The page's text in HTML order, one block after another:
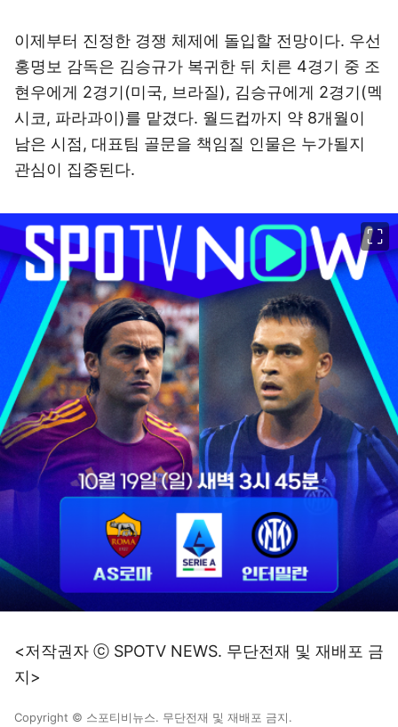
이제부터 진정한 경쟁 체제에 돌입할 전망이다. 우선
홍명보 감독은 김승규가 복귀한 뒤 치른 4경기 중 조
현우에게 2경기(미국, 브라질), 김승규에게 2경기(멕
시코, 파라과이)를 맡겼다. 월드컵까지 약 8개월이
남은 시점, 대표팀 골문을 책임질 인물은 누가될지
관심이 집중된다.
<저작권자 ⓒ SPOTV NEWS. 무단전재 및 재배포 금
지>
Copyright © 스포티비뉴스. 무단전재 및 재배포 금지.